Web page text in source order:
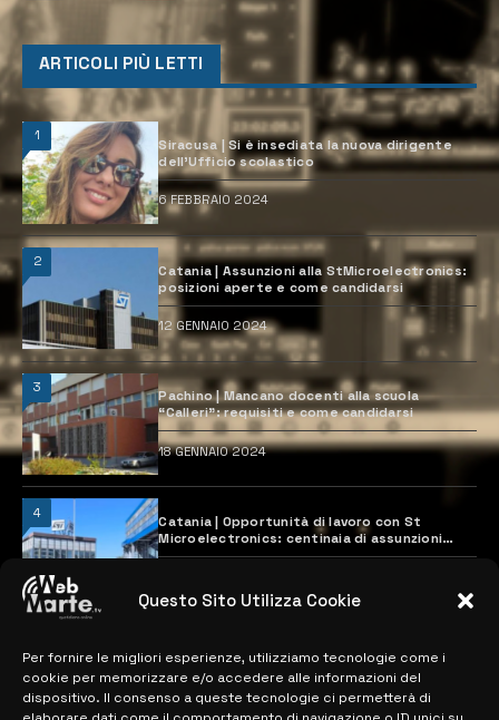
Questo Sito Utilizza Cookie
Per fornire le migliori esperienze, utilizziamo tecnologie come i
cookie per memorizzare e/o accedere alle informazioni del
dispositivo. Il consenso a queste tecnologie ci permetterà di
ARTICOLI PIÙ LETTI
1
Siracusa | Si è insediata la nuova dirigente
dell’Ufficio scolastico
6 FEBBRAIO 2024
2
Catania | Assunzioni alla StMicroelectronics:
posizioni aperte e come candidarsi
12 GENNAIO 2024
3
Pachino | Mancano docenti alla scuola
“Calleri”: requisiti e come candidarsi
18 GENNAIO 2024
4
Catania | Opportunità di lavoro con St
Microelectronics: centinaia di assunzioni
previste
MAPPA DEL SITO